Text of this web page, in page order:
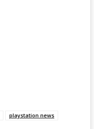
playstation news